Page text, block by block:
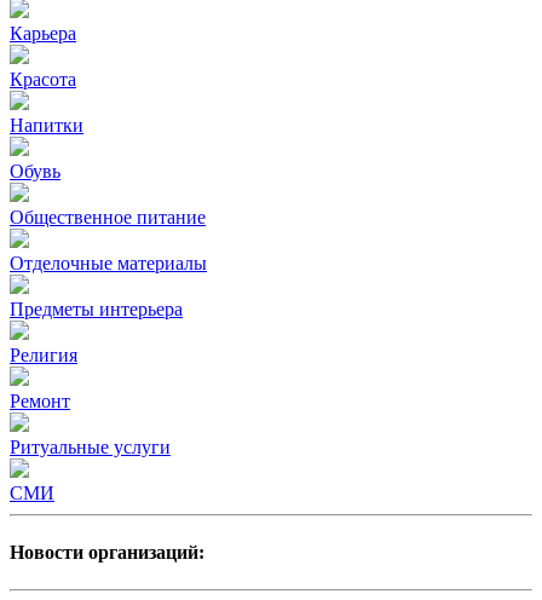
Карьера
Красота
Напитки
Обувь
Общественное питание
Отделочные материалы
Предметы интерьера
Религия
Ремонт
Ритуальные услуги
СМИ
Новости организаций: